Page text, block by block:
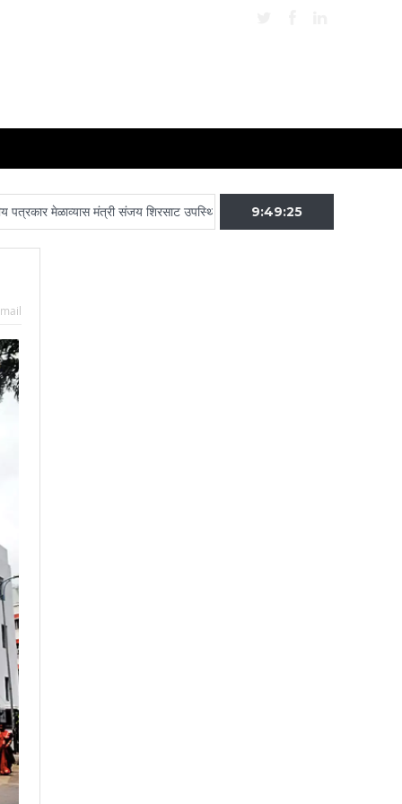
मंत्री संजय शिरसाट उपस्थित राहणार प्रश्न सोडवण्याची हिमंत मात्र आली
9:49:26